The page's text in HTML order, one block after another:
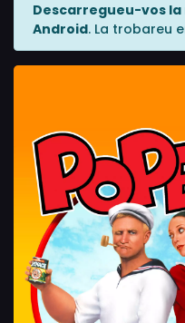
Descarregueu-vos
Android. La trobareu